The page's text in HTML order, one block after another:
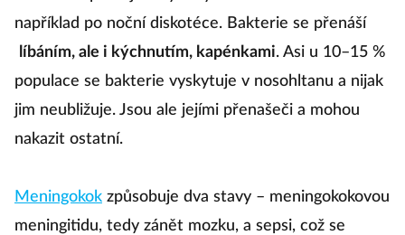
například po noční diskotéce. Bakterie se přenáší
líbáním, ale i kýchnutím, kapénkami. Asi u 10–15 %
populace se bakterie vyskytuje v nosohltanu a nijak
jim neubližuje. Jsou ale jejími přenašeči a mohou
nakazit ostatní.
Meningokok způsobuje dva stavy – meningokokovou
meningitidu, tedy zánět mozku, a sepsi, což se